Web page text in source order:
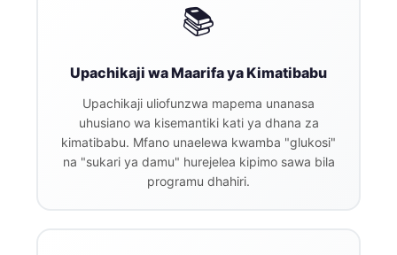
📚
Upachikaji wa Maarifa ya Kimatibabu
Upachikaji uliofunzwa mapema unanasa
uhusiano wa kisemantiki kati ya dhana za
kimatibabu. Mfano unaelewa kwamba "glukosi"
na "sukari ya damu" hurejelea kipimo sawa bila
programu dhahiri.
简体中文
فارسی
Български
Dansk